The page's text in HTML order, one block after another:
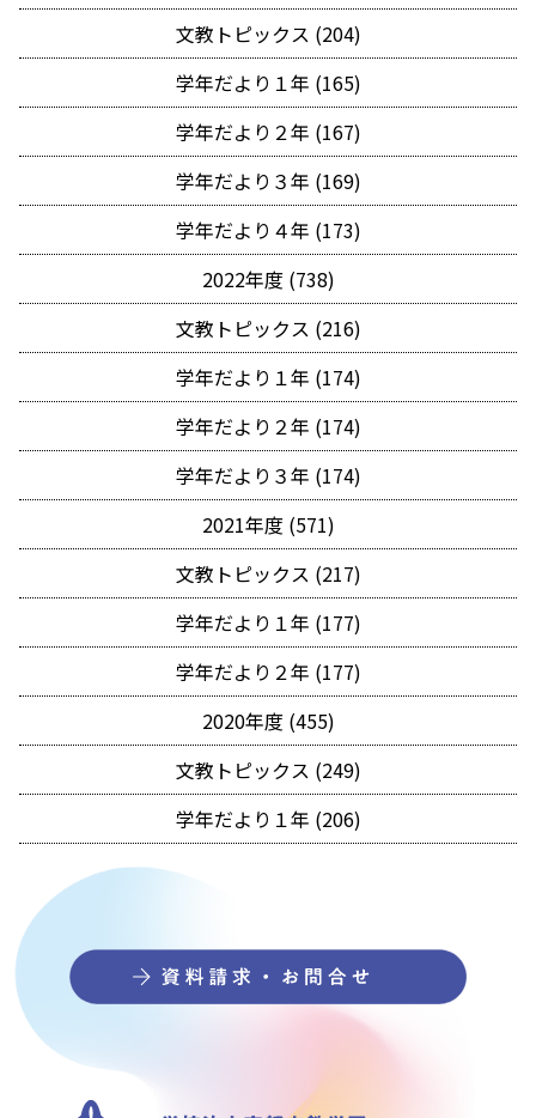
文教トピックス (204)
学年だより１年 (165)
学年だより２年 (167)
学年だより３年 (169)
学年だより４年 (173)
2022年度 (738)
文教トピックス (216)
学年だより１年 (174)
学年だより２年 (174)
学年だより３年 (174)
2021年度 (571)
文教トピックス (217)
学年だより１年 (177)
学年だより２年 (177)
2020年度 (455)
文教トピックス (249)
学年だより１年 (206)